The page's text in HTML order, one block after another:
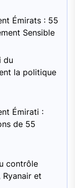
Émirats : 55
Sensible
du
la politique
Émirati :
de 55
contrôle
et